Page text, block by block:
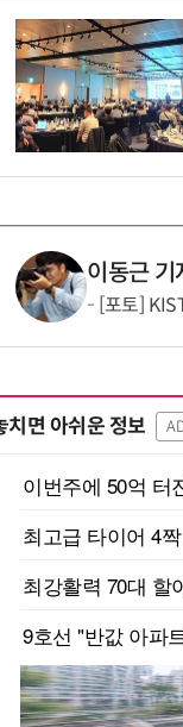
이동근 기
[포토]
치면 아쉬운 정보